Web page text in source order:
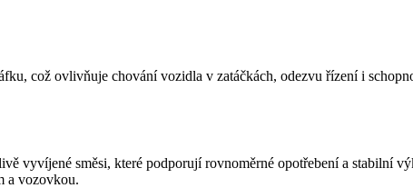
což ovlivňuje chování vozidla v zatáčkách, odezvu řízení i
vyvíjené směsi, které podporují rovnoměrné opotřebení a stabilní
a vozovkou.